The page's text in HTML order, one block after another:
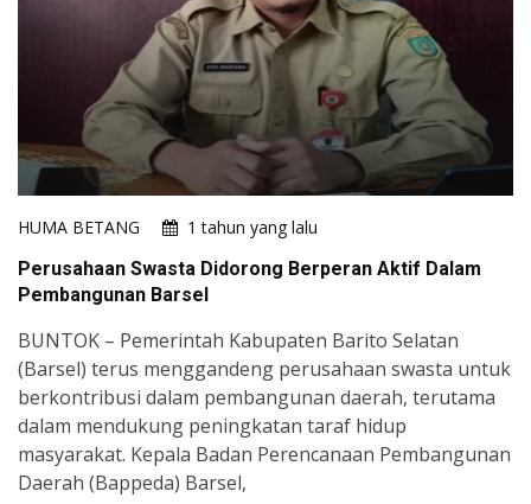
HUMA BETANG
1 tahun yang lalu
Perusahaan Swasta Didorong Berperan Aktif Dalam
Pembangunan Barsel
BUNTOK – Pemerintah Kabupaten Barito Selatan
(Barsel) terus menggandeng perusahaan swasta untuk
berkontribusi dalam pembangunan daerah, terutama
dalam mendukung peningkatan taraf hidup
masyarakat. Kepala Badan Perencanaan Pembangunan
Daerah (Bappeda) Barsel,